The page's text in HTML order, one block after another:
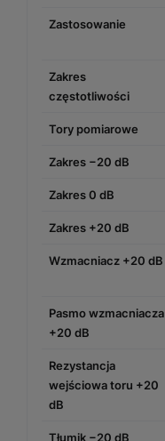
Zastosowanie
Zakres
częstotliwości
Tory pomiarowe
Zakres −20 dB
Zakres 0 dB
Zakres +20 dB
Wzmacniacz +20 dB
Pasmo wzmacniacza
+20 dB
Rezystancja
wejściowa toru +20
dB
Tłumik −20 dB